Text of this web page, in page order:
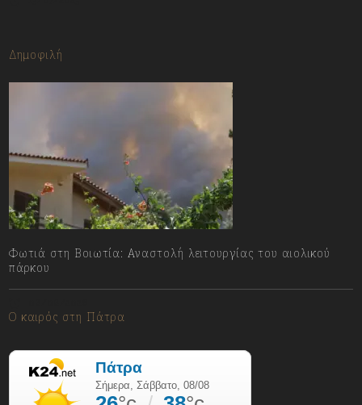
Δημοφιλή
Φωτιά στη Βοιωτία: Αναστολή λειτουργίας του αιολικού
πάρκου
Ο καιρός στη Πάτρα